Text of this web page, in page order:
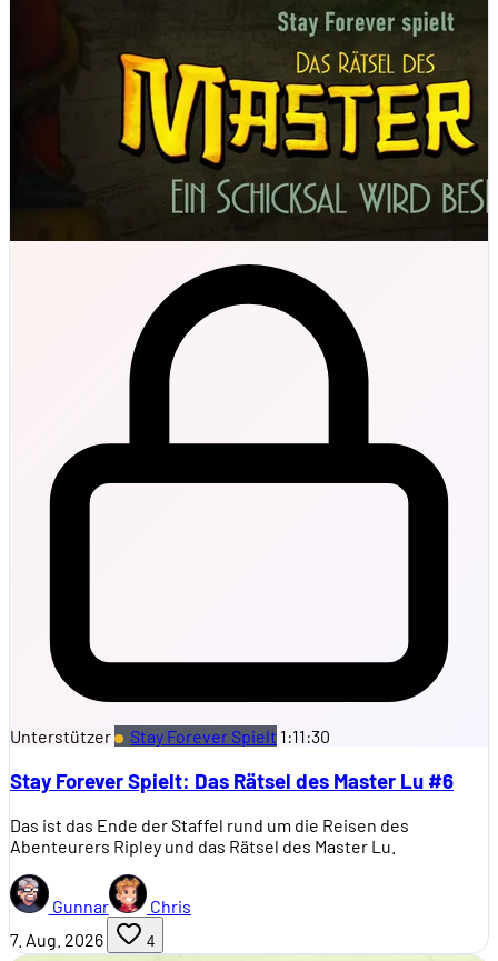
Unterstützer Stay Forever Spielt 1:11:30
Stay Forever Spielt: Das Rätsel des Master Lu #6
Das ist das Ende der Staffel rund um die Reisen des
Abenteurers Ripley und das Rätsel des Master Lu.
Gunnar
Chris
7. Aug. 2026
4